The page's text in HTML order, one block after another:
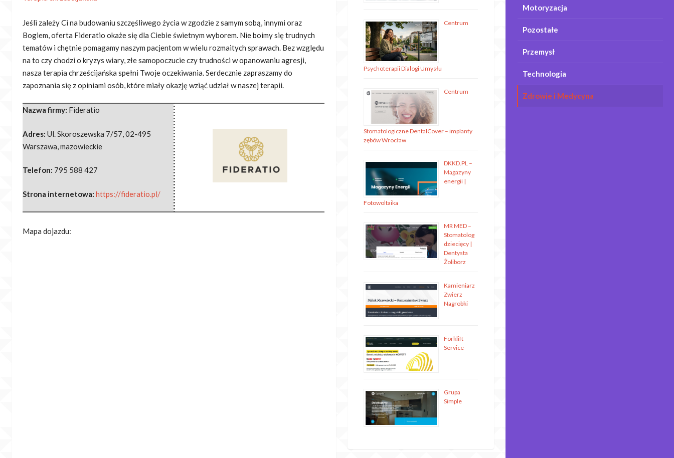
Motoryzacja
Pozostałe
Przemysł
Technologia
Zdrowie i Medycyna
Jeśli zależy Ci na budowaniu szczęśliwego życia w zgodzie z samym sobą, innymi oraz
Bogiem, oferta Fideratio okaże się dla Ciebie świetnym wyborem. Nie boimy się trudnych
tematów i chętnie pomagamy naszym pacjentom w wielu rozmaitych sprawach. Bez względu
na to czy chodzi o kryzys wiary, złe samopoczucie czy trudności w opanowaniu agresji,
nasza terapia chrześcijańska spełni Twoje oczekiwania. Serdecznie zapraszamy do
zapoznania się z opiniami osób, które miały okazję wziąć udział w naszej terapii.
Nazwa firmy: Fideratio
Adres: Ul. Skoroszewska 7/57,02-495
Warszawa,mazowieckie
Telefon: 795 588 427
Strona internetowa: https://fideratio.pl/
Mapa dojazdu:
Centrum
Psychoterapii Dialogi Umysłu
Centrum
Stomatologiczne DentalCover – implanty
zębów Wrocław
DKKD.PL –
Magazyny
energii |
Fotowoltaika
MR MED –
Stomatolog
dziecięcy |
Dentysta
Żoliborz
Kamieniarz
Zwierz
Nagrobki
Forklift
Service
Grupa
Simple